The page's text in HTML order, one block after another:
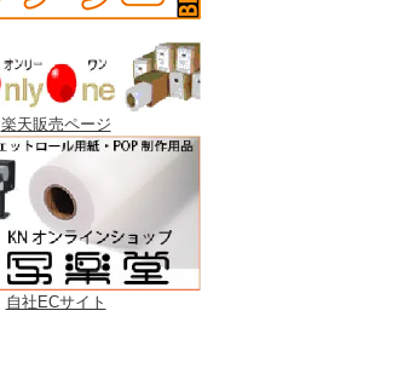
楽天販売ページ
自社ECサイト